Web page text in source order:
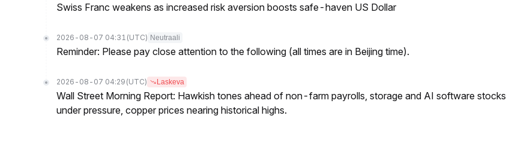
Swiss Franc weakens as increased risk aversion boosts safe-haven US Dollar
2026-08-07 04:31 (UTC) Neutraali
Reminder: Please pay close attention to the following (all times are in Beijing time).
2026-08-07 04:29 (UTC) Laskeva
Wall Street Morning Report: Hawkish tones ahead of non-farm payrolls, storage and AI software stocks
under pressure, copper prices nearing historical highs.